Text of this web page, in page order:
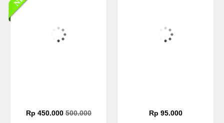
Rp 450.000500.000
Rp 95.000